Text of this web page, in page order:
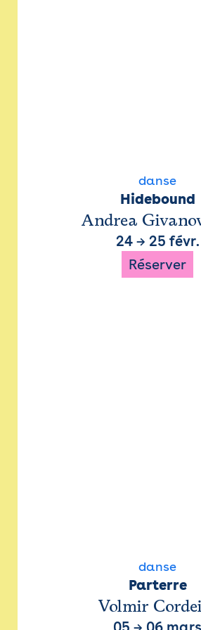
danse
Hidebound
Andrea
24→ 25 févr.
Réserver
danse
Parterre
Volmir